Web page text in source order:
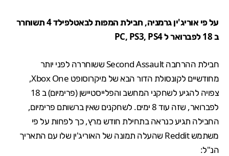
על פי אוריג'ין גרמניה, חבילת המפות לבאטלפילד 4 תשוחרר
ב 18 לפברואר ל PC, PS3, PS4
חבילת ההרחבהSecond Assaultששוחררה לפני יותר
מחודשיים לקונסולת הדור הבא של מיקרוסופט Xbox One,
צפויה להגיע לשחקני המחשב והפלייסטיישן (פרימיום) ב 18
לפברואר, שזה עוד 8 ימים. לשחקנים שאין ברשותם פרימיום,
החבילה תגיע כנראה בתחילת חודש מרץ, כך לפחות על פי
משתמשReddit שהעלה תמונה של האוריג'ין שלו עם התאריך
הנ"ל: